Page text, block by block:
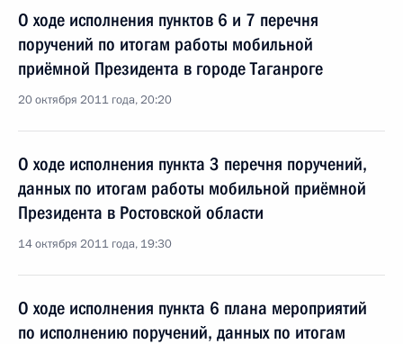
О ходе исполнения пунктов 6 и 7 перечня
поручений по итогам работы мобильной
приёмной Президента в городе Таганроге
20 октября 2011 года, 20:20
О ходе исполнения пункта 3 перечня поручений,
данных по итогам работы мобильной приёмной
Президента в Ростовской области
14 октября 2011 года, 19:30
О ходе исполнения пункта 6 плана мероприятий
по исполнению поручений, данных по итогам